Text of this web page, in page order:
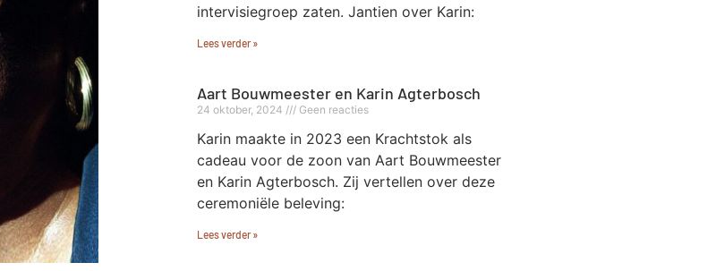
intervisiegroep zaten. Jantien over Karin:
Lees verder »
Aart Bouwmeester en Karin Agterbosch
24 oktober, 2024 Geen reacties
Karin maakte in 2023 een Krachtstok als
cadeau voor de zoon van Aart Bouwmeester
en Karin Agterbosch. Zij vertellen over deze
ceremoniële beleving:
Lees verder »